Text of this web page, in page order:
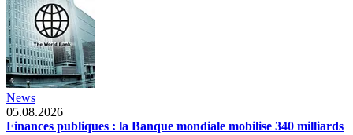
News
05.08.2026
Finances publiques : la Banque mondiale mobilise 340 milliards